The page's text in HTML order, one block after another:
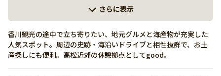
https://www.olive-pk.jp/map/sunolive.html#onsen
さらに表示
香川観光の途中で立ち寄りたい、地元グルメと海産物が充実した
人気スポット。周辺の史跡・海沿いドライブと相性抜群で、お土
産探しにも便利。高松近郊の休憩拠点としてgood。